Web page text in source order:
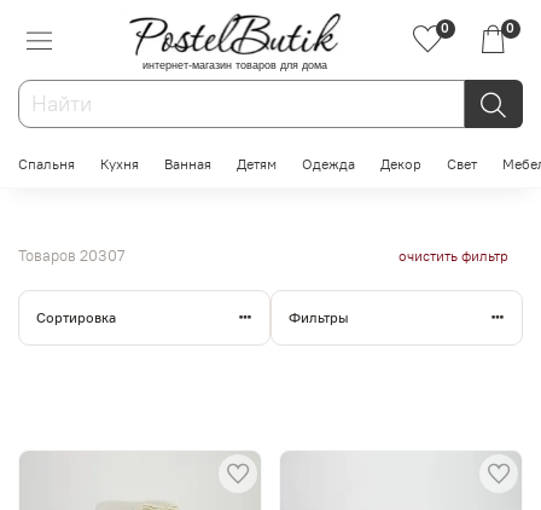
интернет-магазин товаров для дома
0 0
Спальня Кухня Ванная Детям Одежда Декор Свет
Товаров 20307 очистить фильтр
Сортировка Фильтры